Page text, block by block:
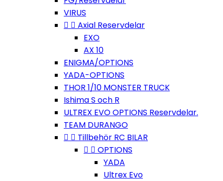
VIRUS
  Axial Reservdelar
EXO
AX 10
ENIGMA/OPTIONS
YADA-OPTIONS
THOR 1/10 MONSTER TRUCK
Ishima S och R
ULTREX EVO OPTIONS Reservdelar.
TEAM DURANGO
  Tillbehör RC BILAR
  OPTIONS
YADA
Ultrex Evo